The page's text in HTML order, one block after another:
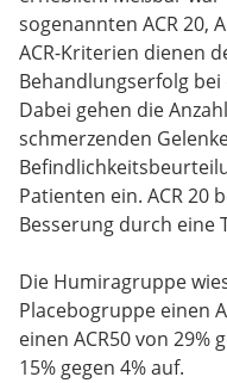
sogenannten ACR 20,
ACR-Kriterien dienen
Behandlungserfolg
Dabei gehen die
schmerzenden
Patienten ein. ACR 20
Besserung durch eine
Die Humiragruppe
Placebogruppe einen
einen ACR50 von 29%
15% gegen 4% auf.